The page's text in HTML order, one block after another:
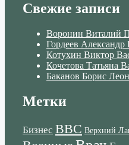
Свежие записи
Воронин Виталий
Гордеев Александр
Котухин Виктор
Кочетова Татьяна
Баканов Борис
Метки
Бизнес ВВС Верхний